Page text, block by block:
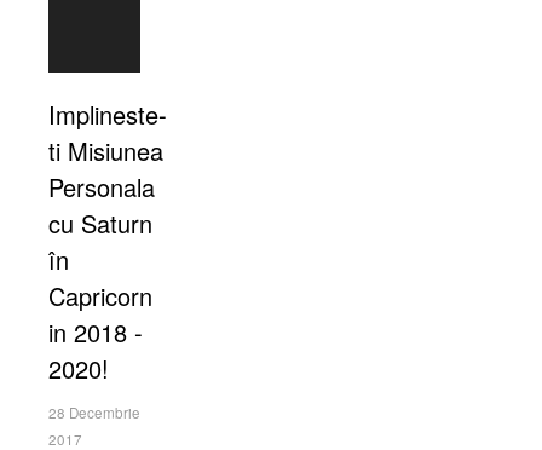
Implineste-
ti Misiunea
Personala
cu Saturn
în
Capricorn
in 2018 -
2020!
28 Decembrie
2017